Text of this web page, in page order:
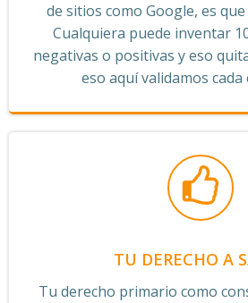
de sitios como Google, es
Cualquiera puede inventar
negativas o positivas y eso
eso aquí validamos cada
TU DERECHO A
Tu derecho primario como